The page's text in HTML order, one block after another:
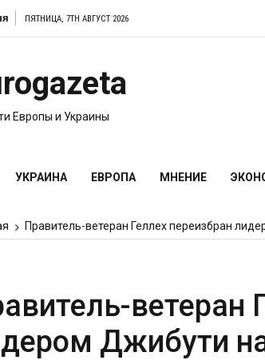
ПЯТНИЦА, 7TH АВГУСТ 2026 Кир Стармер
Европы и Украины
УКРАИНА ЕВРОПА МНЕНИЕ
Правитель-ветеран Геллех переизбран
ветеран
Джибути